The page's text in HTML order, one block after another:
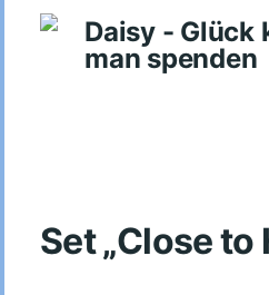
Daisy - Glück
man spenden
Set „Close to